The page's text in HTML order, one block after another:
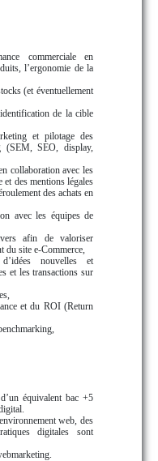
commerciale en
l’ergonomie de la
(et éventuellement
de la cible
et pilotage des
(SEM, SEO, display,
collaboration avec les
des mentions légales
des achats en
avec les équipes de
afin de valoriser
du site e-Commerce,
nouvelles et
et les transactions sur
et du ROI (Return
équivalent bac +5
web, des
digitales sont